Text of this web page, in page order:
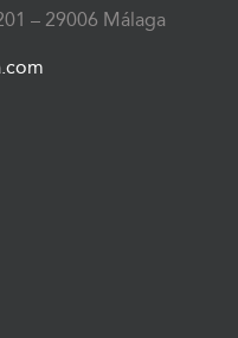
– 29006 Málaga